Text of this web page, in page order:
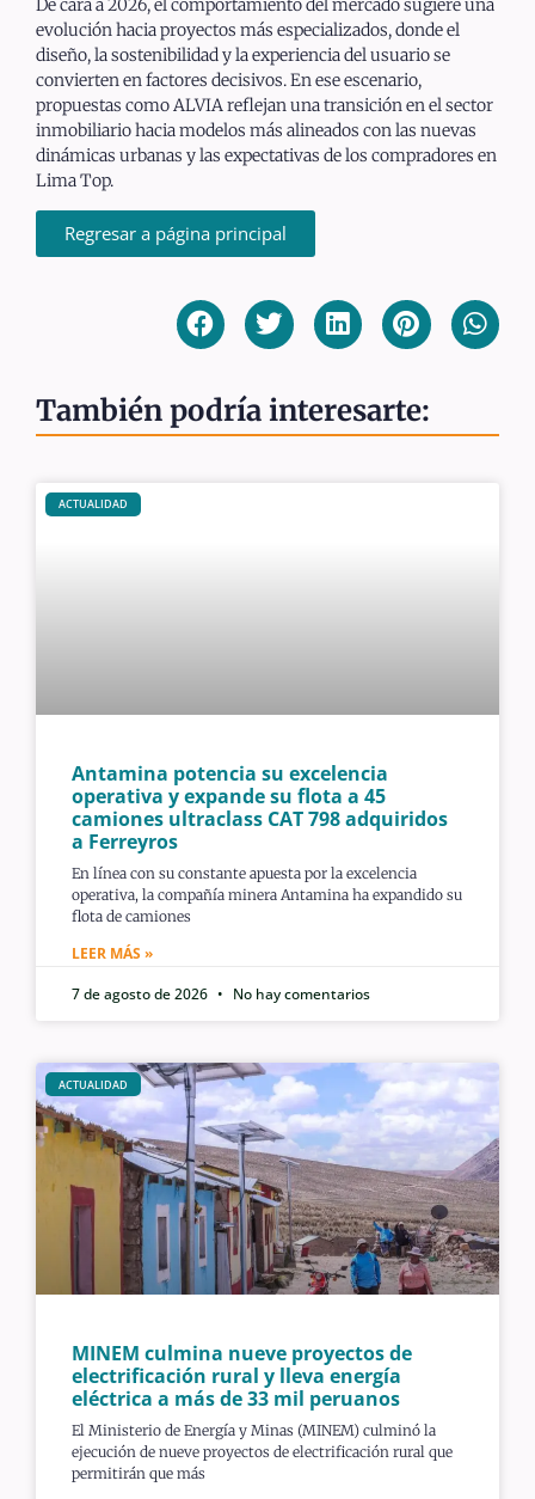
De cara a 2026, el comportamiento del mercado sugiere una
evolución hacia proyectos más especializados, donde el
diseño, la sostenibilidad y la experiencia del usuario se
convierten en factores decisivos. En ese escenario,
propuestas como ALVIA reflejan una transición en el sector
inmobiliario hacia modelos más alineados con las nuevas
dinámicas urbanas y las expectativas de los compradores en
Lima Top.
Regresar a página principal
También podría interesarte:
ACTUALIDAD
Antamina potencia su excelencia
operativa y expande su flota a 45
camiones ultraclass CAT 798 adquiridos
a Ferreyros
En línea con su constante apuesta por la excelencia
operativa, la compañía minera Antamina ha expandido su
flota de camiones
LEER MÁS »
7 de agosto de 2026
No hay comentarios
ACTUALIDAD
MINEM culmina nueve proyectos de
electrificación rural y lleva energía
eléctrica a más de 33 mil peruanos
El Ministerio de Energía y Minas (MINEM) culminó la
ejecución de nueve proyectos de electrificación rural que
permitirán que más